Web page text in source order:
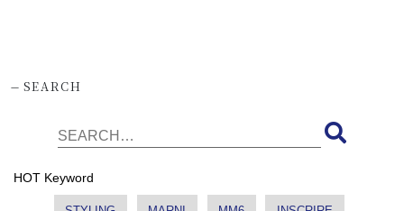
-SEARCH
HOT Keyword